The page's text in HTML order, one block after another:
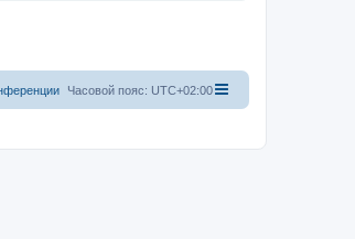
Часовой пояс: UTC+02:00